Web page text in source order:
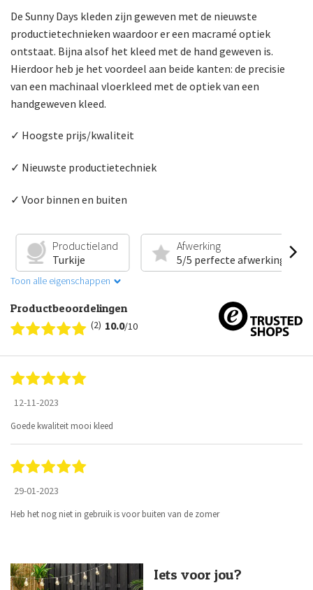
De Sunny Days kleden zijn geweven met de nieuwste
productietechnieken waardoor er een macramé optiek
ontstaat. Bijna alsof het kleed met de hand geweven is.
Hierdoor heb je het voordeel aan beide kanten: de precisie
van een machinaal vloerkleed met de optiek van een
handgeweven kleed.
✓ Hoogste prijs/kwaliteit
✓ Nieuwste productietechniek
✓ Voor binnen en buiten
Productieland
Turkije
Afwerking
5/5 perfecte afwerking
Toon alle eigenschappen
Productbeoordelingen
(2) 10.0/10
12-11-2023
Goede kwaliteit mooi kleed
29-01-2023
Heb het nog niet in gebruik is voor buiten van de zomer
Iets voor jou?